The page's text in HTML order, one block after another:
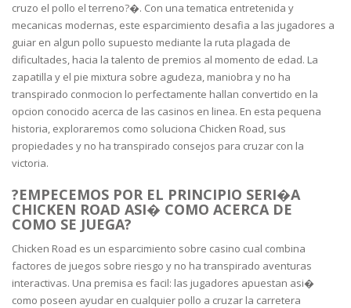
cruzo el pollo el terreno?�. Con una tematica entretenida y
mecanicas modernas, este esparcimiento desafia a las jugadores a
guiar en algun pollo supuesto mediante la ruta plagada de
dificultades, hacia la talento de premios al momento de edad. La
zapatilla y el pie mixtura sobre agudeza, maniobra y no ha
transpirado conmocion lo perfectamente hallan convertido en la
opcion conocido acerca de las casinos en linea. En esta pequena
historia, exploraremos como soluciona Chicken Road, sus
propiedades y no ha transpirado consejos para cruzar con la
victoria.
?EMPECEMOS POR EL PRINCIPIO SERI�A
CHICKEN ROAD ASI� COMO ACERCA DE
COMO SE JUEGA?
Chicken Road es un esparcimiento sobre casino cual combina
factores de juegos sobre riesgo y no ha transpirado aventuras
interactivas. Una premisa es facil: las jugadores apuestan asi�
como poseen ayudar en cualquier pollo a cruzar la carretera